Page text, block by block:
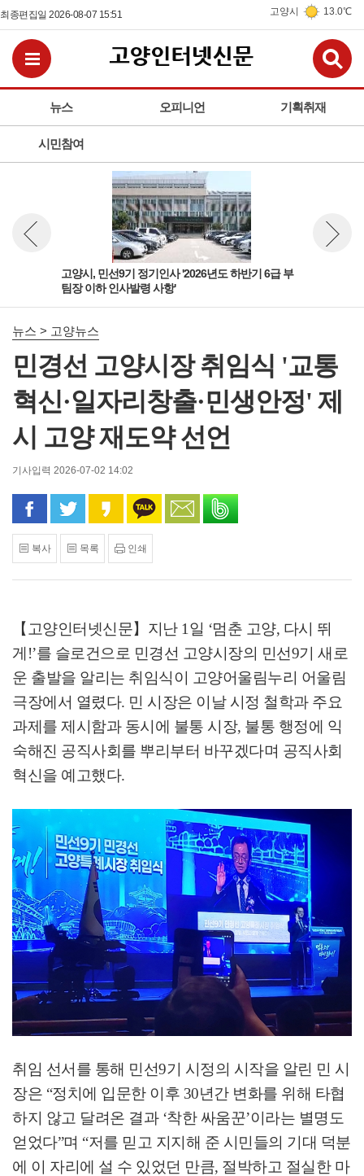
최종편집일 2026-08-07 15:51 고양시 13.0℃
뉴스 오피니언 기획취재
시민참여
전체메뉴보기
고양시, 민선9기 정기인사 '2026년도 하반기 6급 부
팀장 이하 인사발령 사항'
뉴스 이전보기
뉴스 > 고양뉴스
민경선 고양시장 취임식 '교통
혁신·일자리창출·민생안정' 제
시 고양 재도약 선언
기사입력 2026-07-02 14:02
페이스북으로 공유
트위터로 공유카카오 스토리로 공유
카카오톡으로 공유
문자로 공유
복사 목록 인쇄
【고양인터넷신문】 지난 1 일 ‘멈춘 고양, 다시 뛰
게 !’를 슬로건으로 민경선 고양시장의 민선9기 새로
운 출발을 알리는 취임식이 고양어울림누리 어울림
극장에서 열렸다. 민 시장은 이날 시정 철학과 주요
과제를 제시함과 동시에 불통 시장, 불통 행정에 익
숙해진 공직사회를 뿌리부터 바꾸겠다며 공직사회
혁신을 예고했다.
취임 선서를 통해 민선9기 시정의 시작을 알린 민 시
장은 “정치에 입문한 이후 30년간 변화를 위해 타협
하지 않고 달려온 결과 ‘착한 싸움꾼’이라는 별명도
얻었다”며 “저를 믿고 지지해 준 시민들의 기대 덕분
에 이 자리에 설 수 있었던 만큼, 절박하고 절실한 마